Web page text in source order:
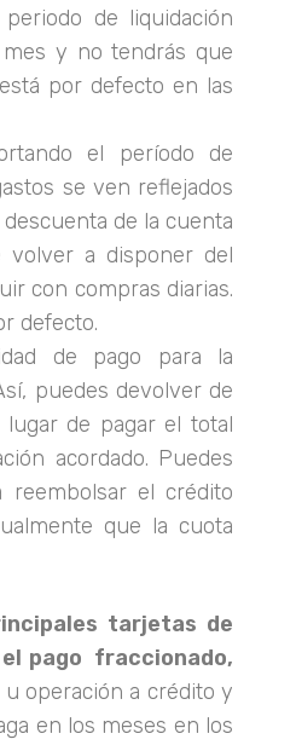
de liquidación
mes y no tendrás que
por defecto en las
el período de
se ven reflejados
de la cuenta
volver a disponer del
con compras diarias.
defecto.
de pago para la
puedes devolver de
de pagar el total
acordado. Puedes
reembolsar el crédito
que la cuota
tarjetas de
pago fraccionado,
operación a crédito y
en los meses en los